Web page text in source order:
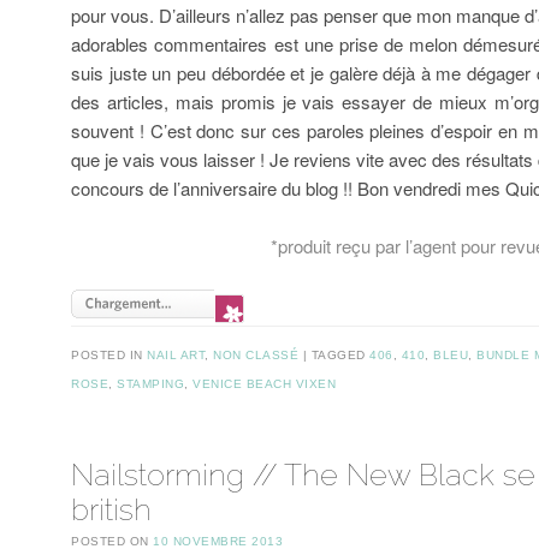
pour vous. D’ailleurs n’allez pas penser que mon manque
adorables commentaires est une prise de melon
suis juste un peu débordée et je galère déjà à me
des articles, mais promis je vais essayer de mieux
souvent ! C’est donc sur ces paroles pleines d’espoir en
que je vais vous laisser ! Je reviens vite avec des
concours de l’anniversaire du blog !! Bon vendredi mes
*produit reçu par l’agent pour
POSTED IN NAIL ART, NON CLASSÉ TAGGED406 410 BLEU BUNDLE
ROSE ,STAMPING ,VENICE BEACH VIXEN
Nailstorming // The New Black
british
POSTED ON 10 NOVEMBRE 2013